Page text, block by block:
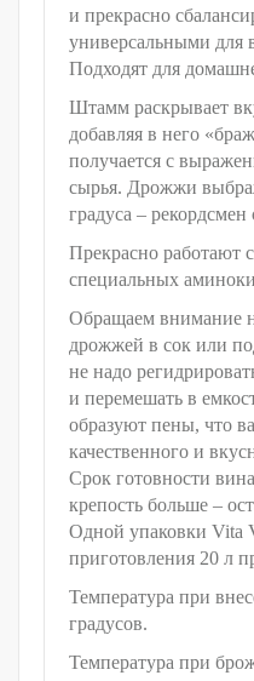
и прекрасно
универсальными для
Подходят для
Штамм раскрывает
добавляя в него
получается с
сырья. Дрожжи
градуса –
Прекрасно работают
специальных
Обращаем внимание
дрожжей в сок или
не надо
и перемешать в
образуют пены, что
качественного и
Срок готовности
крепость больше –
Одной упаковки Vita
приготовления 20 л
Температура при
градусов.
Температура при